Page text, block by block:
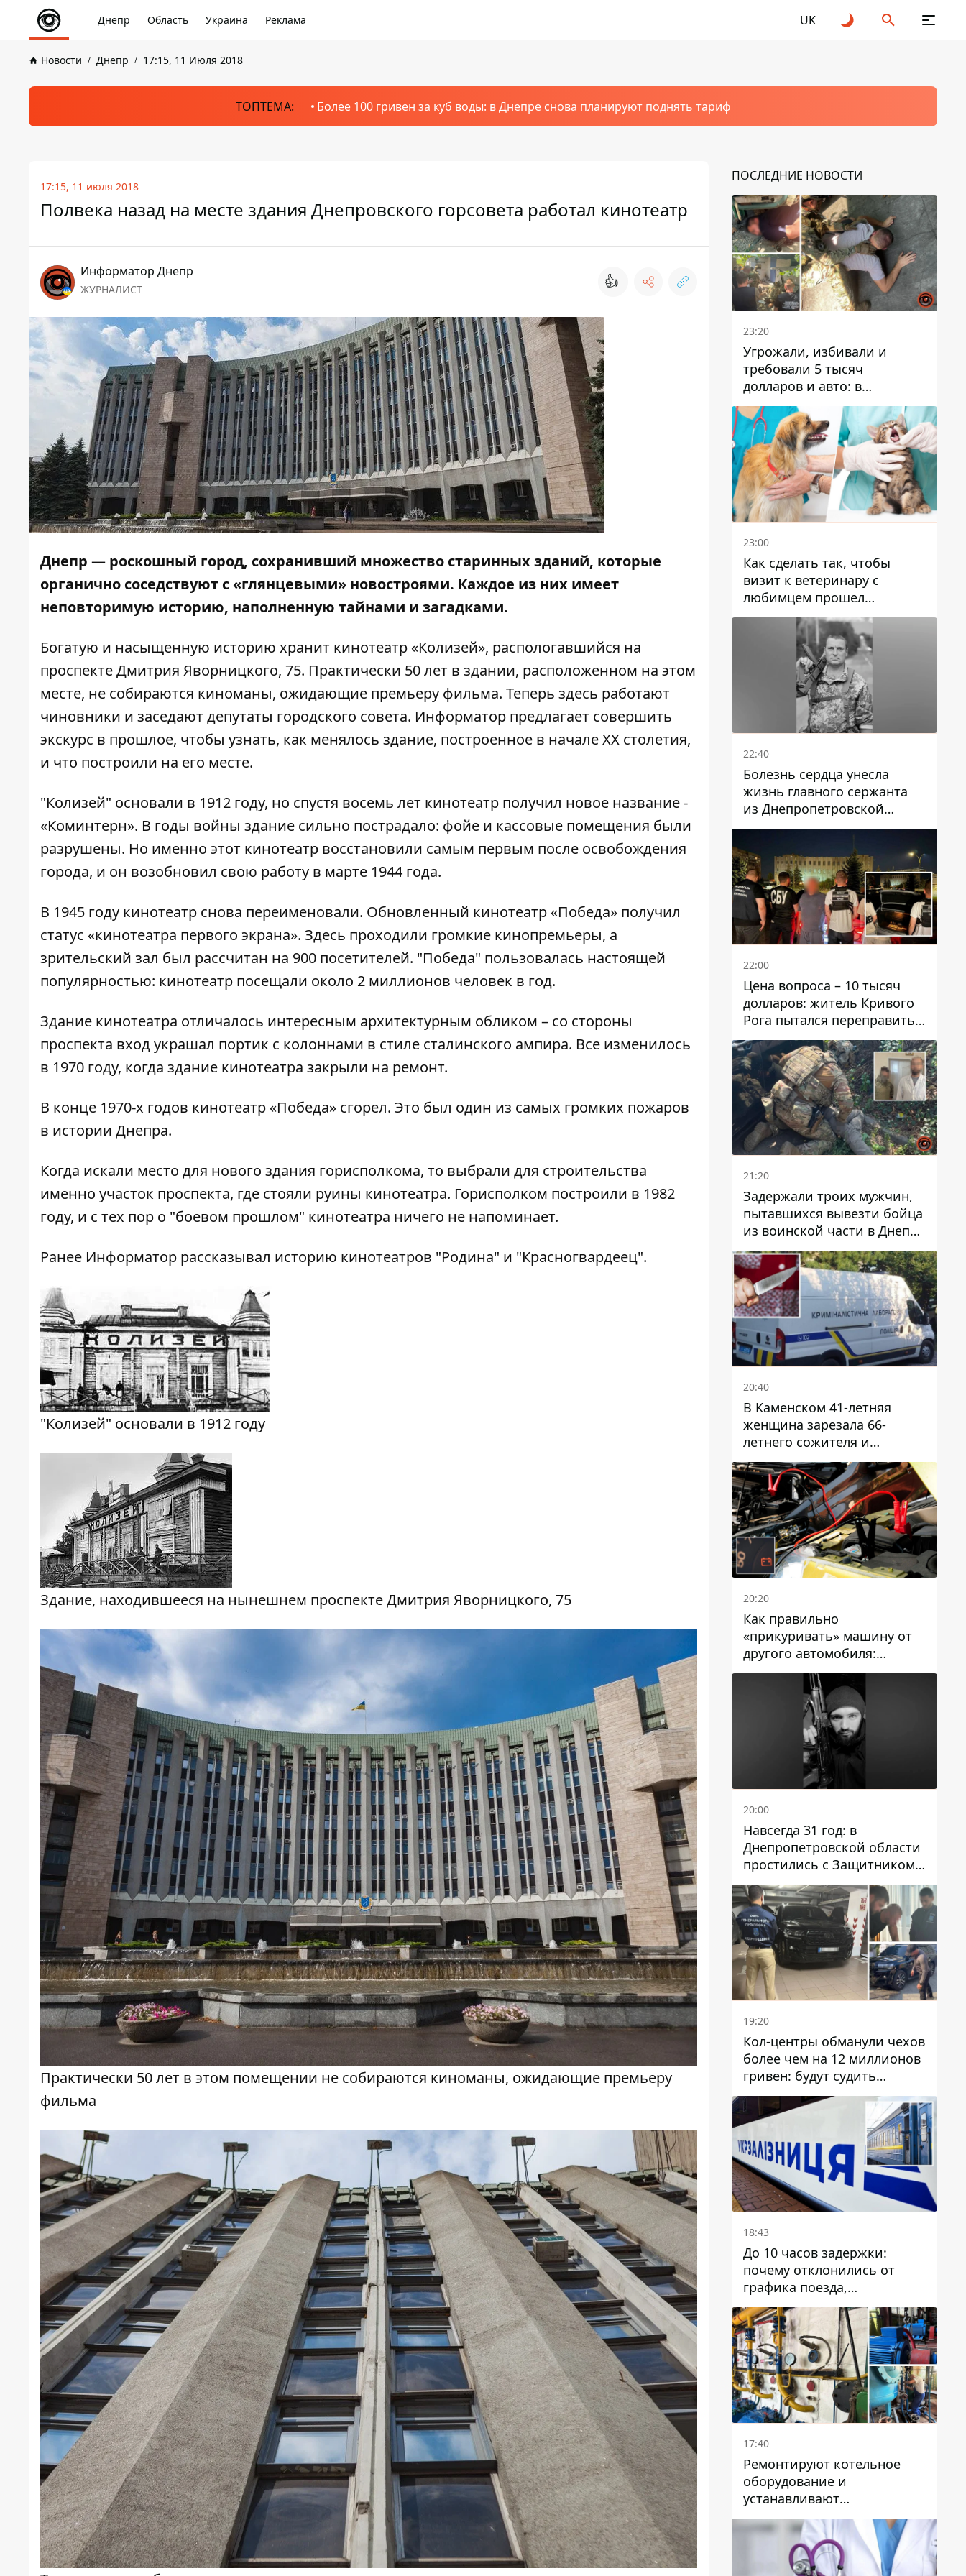
Днепр Область Украина Реклама UK
Новости Днепр 17:15, 11 Июля 2018
ТОПТЕМА: Более 100 гривен за куб воды: в Днепре снова планируют поднять тариф
17:15, 11 июля 2018
Полвека назад на месте здания Днепровского горсовета работал кинотеатр
Информатор Днепр
ЖУРНАЛИСТ 👍
Днепр — роскошный город, сохранивший множество старинных зданий, которые
органично соседствуют с «глянцевыми» новостроями. Каждое из них имеет
неповторимую историю, наполненную тайнами и загадками.
Богатую и насыщенную историю хранит кинотеатр «Колизей», распологавшийся на
проспекте Дмитрия Яворницкого, 75. Практически 50 лет в здании, расположенном на этом
месте, не собираются киноманы, ожидающие премьеру фильма. Теперь здесь работают
чиновники и заседают депутаты городского совета. Информатор предлагает совершить
экскурс в прошлое, чтобы узнать, как менялось здание, построенное в начале ХХ столетия,
и что построили на его месте.
"Колизей" основали в 1912 году, но спустя восемь лет кинотеатр получил новое название -
«Коминтерн». В годы войны здание сильно пострадало: фойе и кассовые помещения были
разрушены. Но именно этот кинотеатр восстановили самым первым после освобождения
города, и он возобновил свою работу в марте 1944 года.
В 1945 году кинотеатр снова переименовали. Обновленный кинотеатр «Победа» получил
статус «кинотеатра первого экрана». Здесь проходили громкие кинопремьеры, а
зрительский зал был рассчитан на 900 посетителей. "Победа" пользовалась настоящей
популярностью: кинотеатр посещали около 2 миллионов человек в год.
Здание кинотеатра отличалось интересным архитектурным обликом – со стороны
проспекта вход украшал портик с колоннами в стиле сталинского ампира. Все изменилось
в 1970 году, когда здание кинотеатра закрыли на ремонт.
В конце 1970-х годов кинотеатр «Победа» сгорел. Это был один из самых громких пожаров
в истории Днепра.
Когда искали место для нового здания горисполкома, то выбрали для строительства
именно участок проспекта, где стояли руины кинотеатра. Горисполком построили в 1982
году, и с тех пор о "боевом прошлом" кинотеатра ничего не напоминает.
Ранее Информатор рассказывал историю кинотеатров "Родина" и "Красногвардеец".
"Колизей" основали в 1912 году
Здание, находившееся на нынешнем проспекте Дмитрия Яворницкого, 75
Практически 50 лет в этом помещении не собираются киноманы, ожидающие премьеру
фильма
ПОСЛЕДНИЕ НОВОСТИ
23:20
Угрожали, избивали и
требовали 5 тысяч
долларов и авто: в
Павлограде задержали двух
мужчин
23:00
Как сделать так, чтобы
визит к ветеринару с
любимцем прошел
спокойно: простые советы
22:40
Болезнь сердца унесла
жизнь главного сержанта
из Днепропетровской
области Юрия Свистуна
22:00
Цена вопроса – 10 тысяч
долларов: житель Кривого
Рога пытался переправить
мужчину в Словакию
21:20
Задержали троих мужчин,
пытавшихся вывезти бойца
из воинской части в Днепр
за 7 тысяч долларов: среди
них был врач
20:40
В Каменском 41-летняя
женщина зарезала 66-
летнего сожителя и
пыталась обмануть
полицейских
20:20
Как правильно
«прикуривать» машину от
другого автомобиля:
инструкция для водителей
20:00
Навсегда 31 год: в
Днепропетровской области
простились с Защитником
Александром Репиным
19:20
Кол-центры обманули чехов
более чем на 12 миллионов
гривен: будут судить
днепрянина,
организовавшего
транснациональную
преступную организацию
18:43
До 10 часов задержки:
почему отклонились от
графика поезда,
курсирующие через Днепр
и область
17:40
Ремонтируют котельное
оборудование и
устанавливают
генераторные установки:
как в Днепре готовятся к
отопительному сезону